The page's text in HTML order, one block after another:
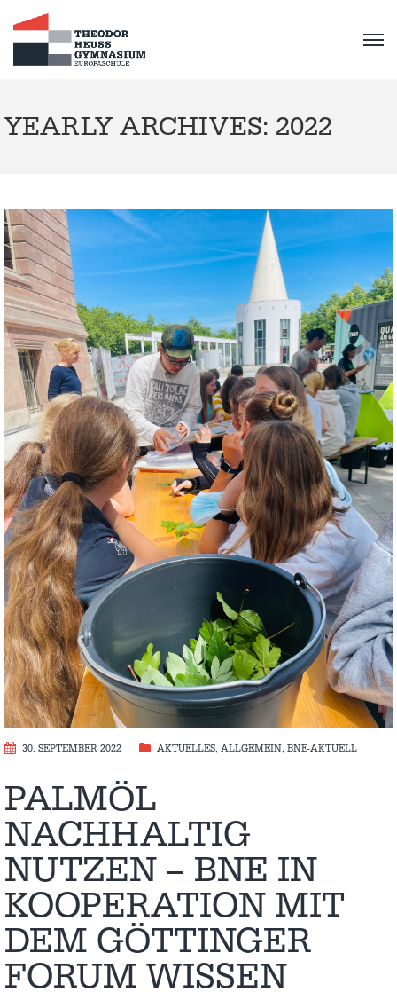
YEARLY ARCHIVES: 2022
30. SEPTEMBER 2022 AKTUELLES, ALLGEMEIN, BNE-AKTUELL
PALMÖL
NACHHALTIG
NUTZEN – BNE IN
KOOPERATION MIT
DEM GÖTTINGER
FORUM WISSEN